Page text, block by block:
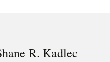
R. Kadlec